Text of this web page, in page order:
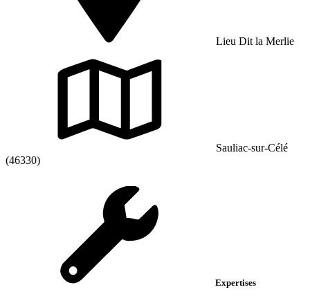
Lieu Dit la Merlie
Sauliac-sur-Célé
(46330)
Expertises